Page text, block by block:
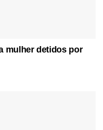
mulher detidos por